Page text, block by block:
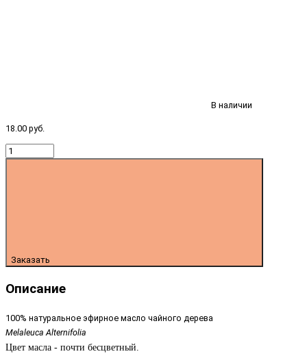
В наличии
18.00 руб.
Заказать
Описание
100% натуральное эфирное масло чайного дерева
Melaleuca Alternifolia
Цвет масла - почти бесцветный.